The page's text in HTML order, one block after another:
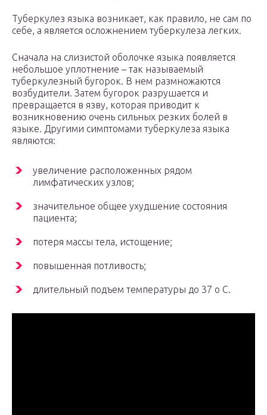
Туберкулез языка возникает, как правило, не сам по
себе, а является осложнением туберкулеза легких.
Сначала на слизистой оболочке языка появляется
небольшое уплотнение – так называемый
туберкулезный бугорок. В нем размножаются
возбудители. Затем бугорок разрушается и
превращается в язву, которая приводит к
возникновению очень сильных резких болей в
языке. Другими симптомами туберкулеза языка
являются:
увеличение расположенных рядом
лимфатических узлов;
значительное общее ухудшение состояния
пациента;
потеря массы тела, истощение;
повышенная потливость;
длительный подъем температуры до 37 o С.